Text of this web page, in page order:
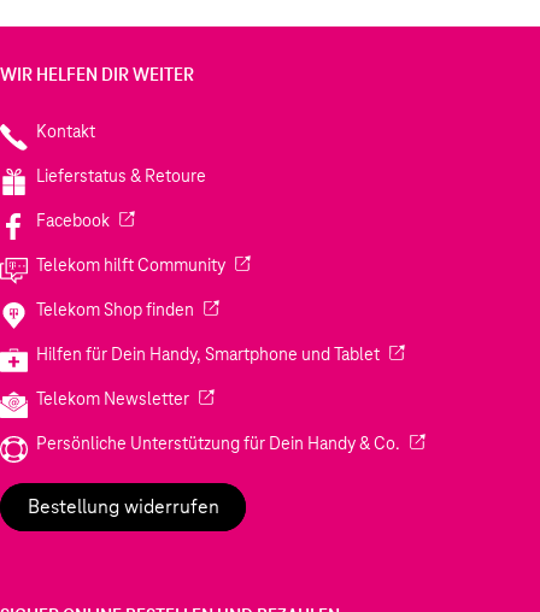
WIR HELFEN DIR WEITER
Kontakt
Lieferstatus & Retoure
Facebook(Wird in einem neuen Tab geöffnet)
Telekom hilft Community(Wird in einem neuen Tab geöffnet)
Telekom Shop finden (Wird in einem neuen Tab geöffnet)
Hilfen für Dein Handy, Smartphone und Tablet(Wird in einem
Telekom Newsletter(Wird in einem neuen Tab geöffnet)
Persönliche Unterstützung für Dein Handy & Co. (Wird in einem
Bestellung widerrufen